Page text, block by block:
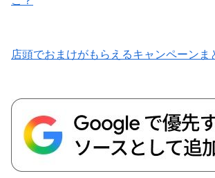
店頭でおまけがもらえるキャンペーンま